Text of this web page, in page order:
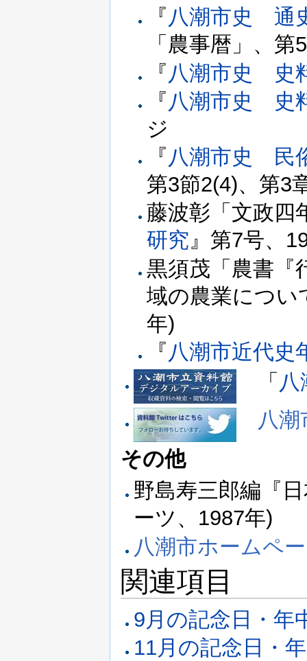
『 八潮市史 通
「農事暦」、第
『 八潮市史 史
『 八潮市史 史
ジ
『 八潮市史 民
第3節2(4)、第3
藤波彰「文政四
研究』第7号、
黒須茂「農書『
域の農業につい
年)
『 八潮市近代史
「
八
その他
野島寿三郎編『
ーツ、1987年)
八潮市ホームペ
関連項目
9月の記念日・年
11月の記念日・